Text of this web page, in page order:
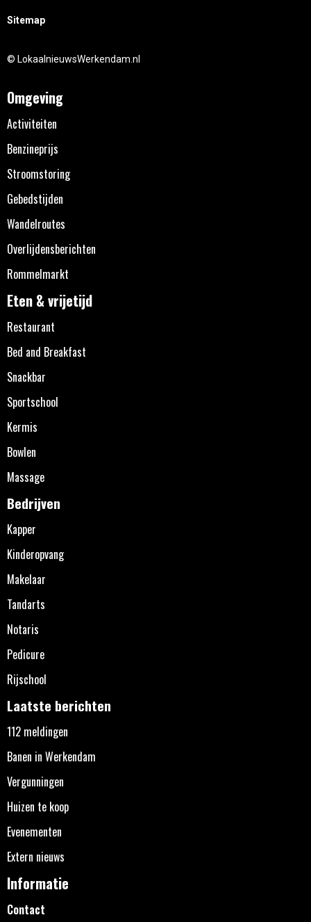
Sitemap
© LokaalnieuwsWerkendam.nl
Omgeving
Activiteiten
Benzineprijs
Stroomstoring
Gebedstijden
Wandelroutes
Overlijdensberichten
Rommelmarkt
Eten & vrijetijd
Restaurant
Bed and Breakfast
Snackbar
Sportschool
Kermis
Bowlen
Massage
Bedrijven
Kapper
Kinderopvang
Makelaar
Tandarts
Notaris
Pedicure
Rijschool
Laatste berichten
112 meldingen
Banen in Werkendam
Vergunningen
Huizen te koop
Evenementen
Extern nieuws
Informatie
Contact